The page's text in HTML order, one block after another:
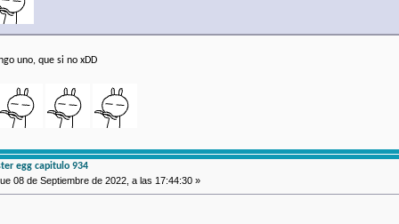
uno, que si no xDD
egg capitulo 934
08 de Septiembre de 2022, a las 17:44:30 »